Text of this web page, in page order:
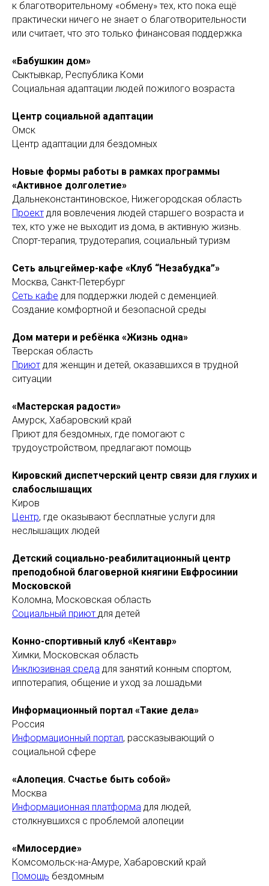
к благотворительному «обмену» тех, кто пока ещё
практически ничего не знает о благотворительности
или считает, что это только финансовая поддержка
«Бабушкин дом»
Сыктывкар, Республика Коми
Социальная адаптации людей пожилого возраста
Центр социальной адаптации
Омск
Центр адаптации для бездомных
Новые формы работы в рамках программы
«Активное долголетие»
Дальнеконстантиновское, Нижегородская область
Проект для вовлечения людей старшего возраста и
тех, кто уже не выходит из дома, в активную жизнь.
Спорт-терапия, трудотерапия, социальный туризм
Сеть альцгеймер-кафе «Клуб “Незабудка”»
Москва, Санкт-Петербург
Сеть кафе для поддержки людей с деменцией.
Создание комфортной и безопасной среды
Дом матери и ребёнка «Жизнь одна»
Тверская область
Приют для женщин и детей, оказавшихся в трудной
ситуации
«Мастерская радости»
Амурск, Хабаровский край
Приют для бездомных, где помогают с
трудоустройством, предлагают помощь
Кировский диспетчерский центр связи для глухих и
слабослышащих
Киров
Центр, где оказывают бесплатные услуги для
неслышащих людей
Детский социально-реабилитационный центр
преподобной благоверной княгини Евфросинии
Московской
Коломна, Московская область
Социальный приют для детей
Конно-спортивный клуб «Кентавр»
Химки, Московская область
Инклюзивная среда для занятий конным спортом,
иппотерапия, общение и уход за лошадьми
Информационный портал «Такие дела»
Россия
Информационный портал, рассказывающий о
социальной сфере
«Алопеция. Счастье быть собой»
Москва
Информационная платформа для людей,
столкнувшихся с проблемой алопеции
«Милосердие»
Комсомольск-на-Амуре, Хабаровский край
Помощь бездомным